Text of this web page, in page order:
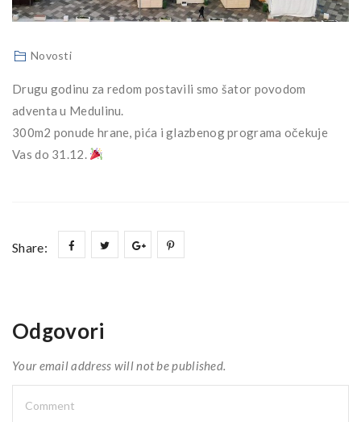
Novosti
Drugu godinu za redom postavili smo šator povodom
adventa u Medulinu.
300m2 ponude hrane, pića i glazbenog programa očekuje
Vas do 31.12.
Share:
Odgovori
Your email address will not be published.